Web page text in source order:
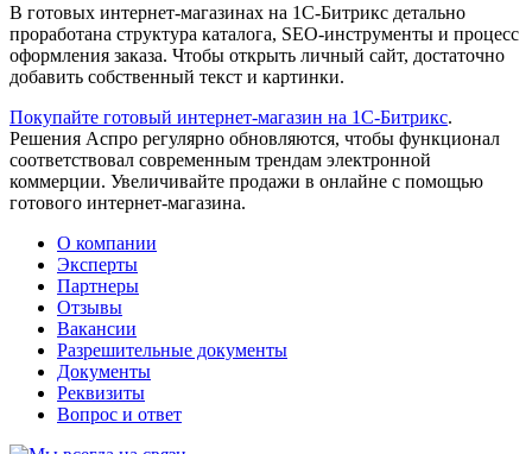
В готовых интернет-магазинах на 1С-Битрикс детально
проработана структура каталога, SEO-инструменты и процесс
оформления заказа. Чтобы открыть личный сайт, достаточно
добавить собственный текст и картинки.
Покупайте готовый интернет-магазин на 1С-Битрикс.
Решения Аспро регулярно обновляются, чтобы функционал
соответствовал современным трендам электронной
коммерции. Увеличивайте продажи в онлайне с помощью
готового интернет-магазина.
О компании
Эксперты
Партнеры
Отзывы
Вакансии
Разрешительные документы
Документы
Реквизиты
Вопрос и ответ